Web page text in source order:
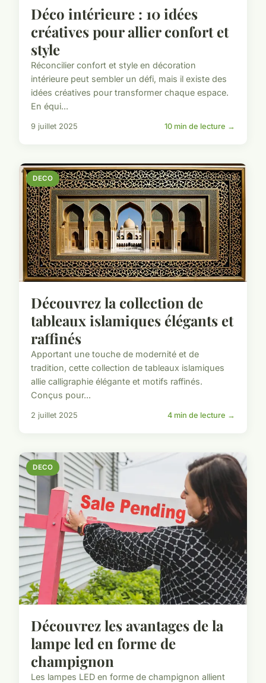
Déco intérieure : 10 idées
créatives pour allier confort et
style
Réconcilier confort et style en décoration
intérieure peut sembler un défi, mais il existe des
idées créatives pour transformer chaque espace.
En équi...
9 juillet 2025 10 min de lecture →
DECO
Découvrez la collection de
tableaux islamiques élégants et
raffinés
Apportant une touche de modernité et de
tradition, cette collection de tableaux islamiques
allie calligraphie élégante et motifs raffinés.
Conçus pour...
2 juillet 2025 4 min de lecture →
DECO
Découvrez les avantages de la
lampe led en forme de
champignon
Les lampes LED en forme de champignon allient